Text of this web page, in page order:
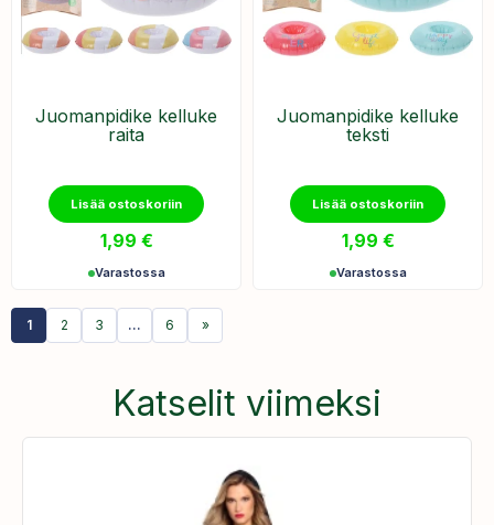
Juomanpidike kelluke
raita
Lisää ostoskoriin
1,99 €
Varastossa
Juomanpidike kelluke
teksti
Lisää ostoskoriin
1,99 €
Varastossa
1 2 3 … 6 »
Katselit viimeksi